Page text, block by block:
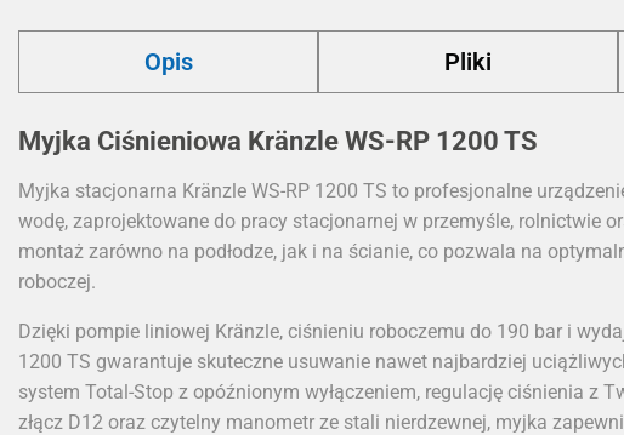
Opis Pliki
Myjka Ciśnieniowa Kränzle WS-RP 1200 TS
Myjka stacjonarna Kränzle WS-RP 1200 TS to profesjonalne
wodę, zaprojektowane do pracy stacjonarnej w przemyśle, rolnictwie
montaż zarówno na podłodze, jak i na ścianie, co pozwala na
roboczej.
Dzięki pompie liniowej Kränzle, ciśnieniu roboczemu do 190 bar i
1200 TS gwarantuje skuteczne usuwanie nawet najbardziej
system Total-Stop z opóźnionym wyłączeniem, regulację ciśnienia z
złącz D12 oraz czytelny manometr ze stali nierdzewnej, myjka